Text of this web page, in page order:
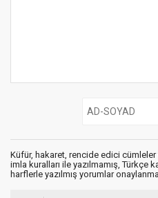
Küfür, hakaret, rencide edici cümleler
imla kuralları ile yazılmamış, Türkçe
harflerle yazılmış yorumlar